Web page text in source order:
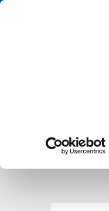
Artikel zurück